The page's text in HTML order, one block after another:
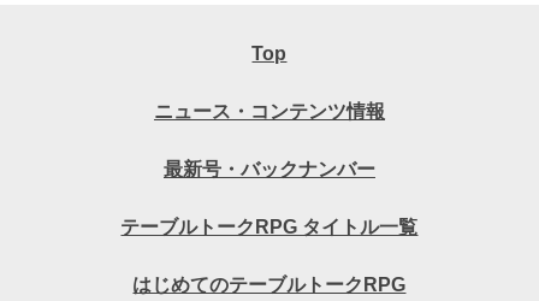
Top
ニュース・コンテンツ情報
最新号・バックナンバー
テーブルトークRPG タイトル一覧
はじめてのテーブルトークRPG